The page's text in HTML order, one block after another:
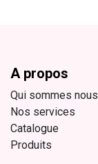
A propos
Qui sommes nous
Nos services
Catalogue
Produits